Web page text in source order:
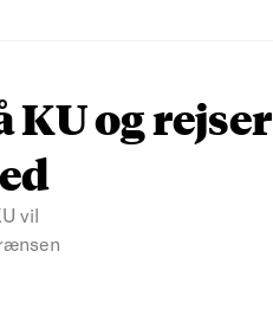
og rejser
vil